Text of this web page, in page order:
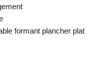
formant plancher plat